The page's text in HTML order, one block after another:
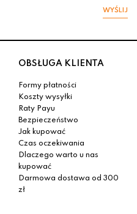
WYŚLIJ
OBSŁUGA KLIENTA
Formy płatności
Koszty wysyłki
Raty Payu
Bezpieczeństwo
Jak kupować
Czas oczekiwania
Dlaczego warto u nas
kupować
Darmowa dostawa od 300
zł